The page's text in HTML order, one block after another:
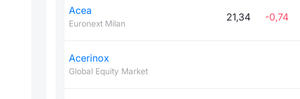
Acea
Euronext Milan
21,34 -0,74
Acerinox
Global Equity Market